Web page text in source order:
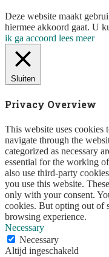
Deze website maakt
hiermee akkoord gaat. U
ik ga accoord lees meer
Sluiten
Privacy Overview
This website uses
navigate through the
categorized as necessary
essential for the working
also use third-party
you use this website.
only with your consent.
cookies. But opting out of
browsing experience.
Necessary
Necessary
Altijd ingeschakeld